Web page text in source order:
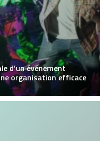
d’un événement
organisation efficace